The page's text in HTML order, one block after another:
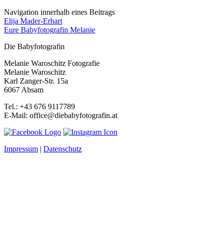
Navigation innerhalb eines Beitrags
Elija Mader-Erhart
Eure Babyfotografin Melanie
Die Babyfotografin
Melanie Waroschitz Fotografie
Melanie Waroschitz
Karl Zanger-Str. 15a
6067 Absam
Tel.: +43 676 9117789
E-Mail: office@diebabyfotografin.at
Impressum | Datenschutz